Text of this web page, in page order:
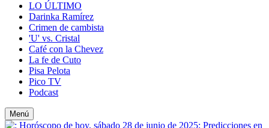
LO ÚLTIMO
Darinka Ramírez
Crimen de cambista
'U' vs. Cristal
Café con la Chevez
La fe de Cuto
Pisa Pelota
Pico TV
Podcast
Menú